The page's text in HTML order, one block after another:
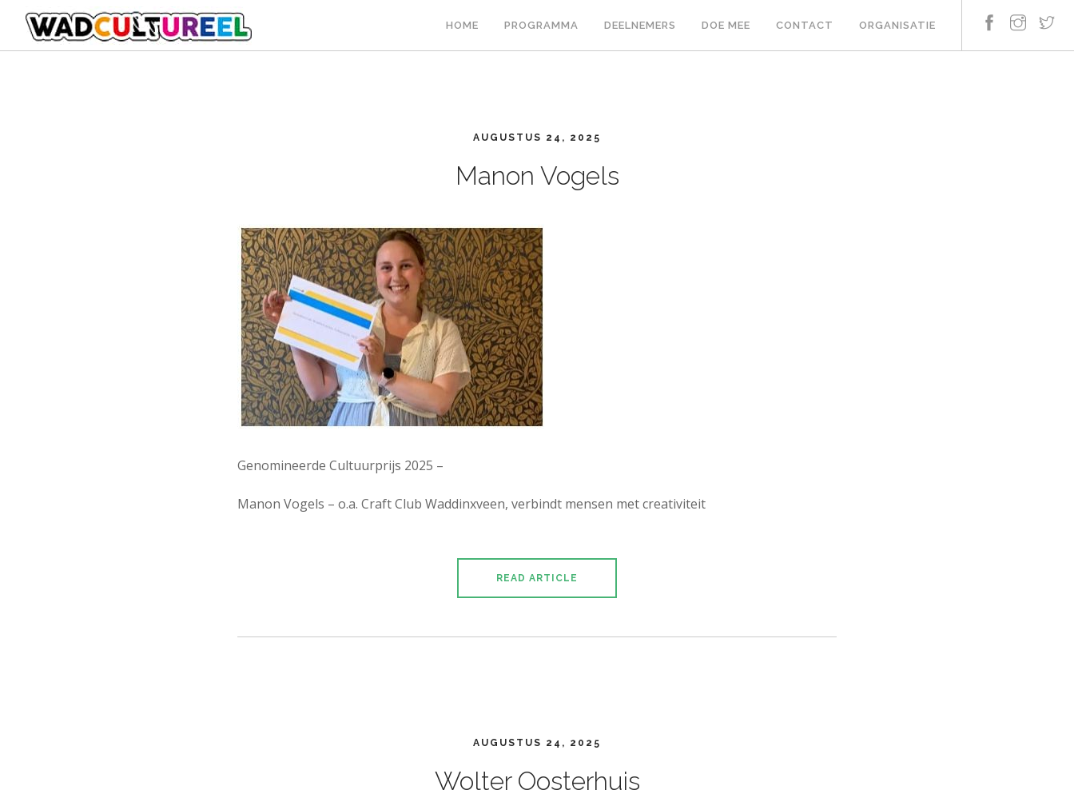
HOME PROGRAMMA DEELNEMERS DOE MEE CONTACT ORGANISATIE
AUGUSTUS 24, 2025
Manon Vogels
Genomineerde Cultuurprijs 2025 –
Manon Vogels – o.a. Craft Club Waddinxveen, verbindt mensen met creativiteit
READ ARTICLE
AUGUSTUS 24, 2025
Wolter Oosterhuis